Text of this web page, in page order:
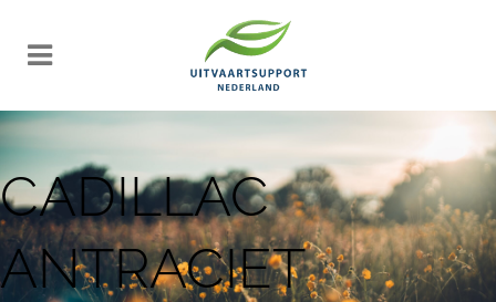
CADILLAC
ANTRACIET